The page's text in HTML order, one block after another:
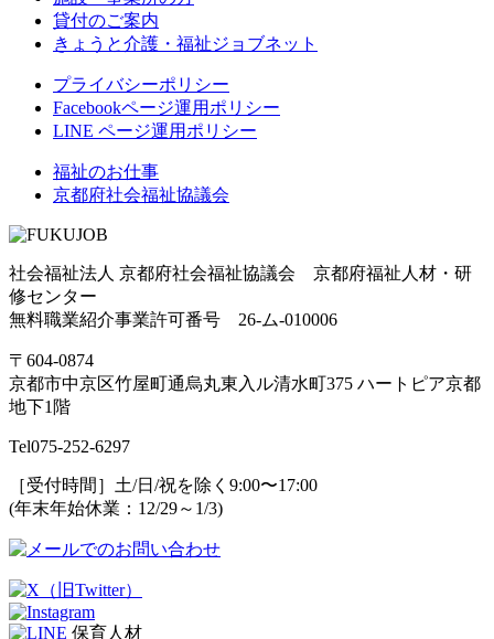
貸付のご案内
きょうと介護・福祉ジョブネット
プライバシーポリシー
Facebookページ運用ポリシー
LINE ページ運用ポリシー
福祉のお仕事
京都府社会福祉協議会
社会福祉法人 京都府社会福祉協議会 京都府福祉人材・研
修センター
無料職業紹介事業許可番号 26-ム-010006
〒604-0874
京都市中京区竹屋町通烏丸東入ル清水町375 ハートピア京都
地下1階
Tel075-252-6297
［受付時間］土/日/祝を除く9:00〜17:00
(年末年始休業：12/29～1/3)
保育人材